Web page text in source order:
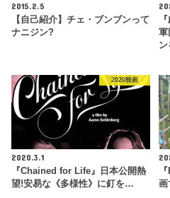
2015.2.5
【自己紹介】チェ・ブンブンって
ナニジン?
軍
ン
2020映画
2020.3.1
『Chained for Life』日本公開熱
望!安易な《多様性》に釘を…